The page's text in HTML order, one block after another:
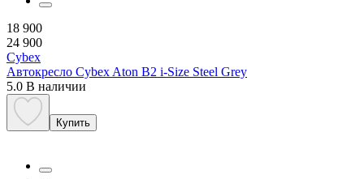
18 900
24 900
Cybex
Автокресло Cybex Aton B2 i-Size Steel Grey
5.0 В наличии
Купить